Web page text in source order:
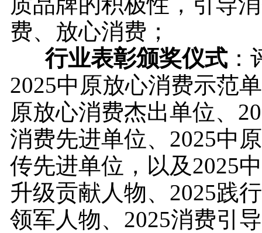
费、放心消费；
行业表彰颁奖仪式：
2025中原放心消费示范
原放心消费杰出单位、
消费先进单位、2025中
传先进单位，以及2025
升级贡献人物、2025践
领军人物、2025消费引